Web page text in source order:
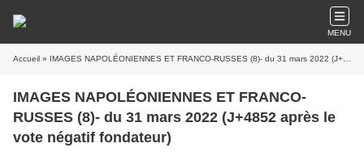
MENU
Accueil » IMAGES NAPOLÉONIENNES ET FRANCO-RUSSES (8)- du 31 mars 2022 (J+4852 après le vote négatif fondateur)
IMAGES NAPOLÉONIENNES ET FRANCO-
RUSSES (8)- du 31 mars 2022 (J+4852 après le
vote négatif fondateur)